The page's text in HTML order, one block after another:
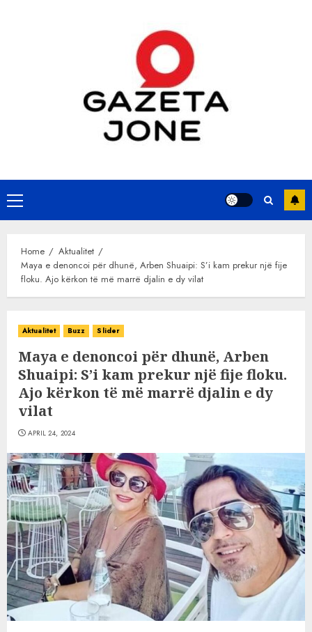
Primary
Menu
Home
Aktualitet
Maya e denoncoi për dhunë, Arben Shuaipi: S’i kam prekur një fije
floku. Ajo kërkon të më marrë djalin e dy vilat
Aktualitet Buzz Slider
Maya e denoncoi për dhunë, Arben
Shuaipi: S’i kam prekur një fije floku.
Ajo kërkon të më marrë djalin e dy
vilat
APRIL 24, 2024